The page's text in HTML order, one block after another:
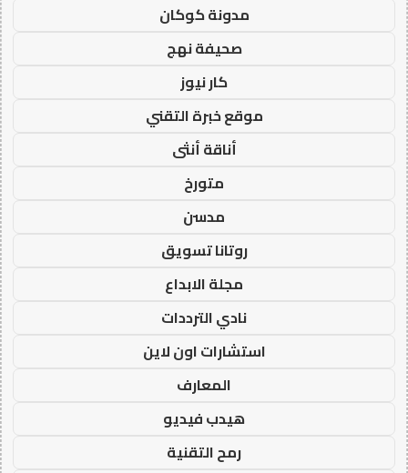
مدونة كوكان
صحيفة نهج
كار نيوز
موقع خبرة التقني
أناقة أنثى
متورخ
مدسن
روتانا تسويق
مجلة الابداع
نادي الترددات
استشارات اون لاين
المعارف
هيدب فيديو
رمح التقنية